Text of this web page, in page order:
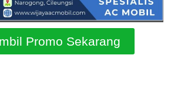
Promo Sekarang